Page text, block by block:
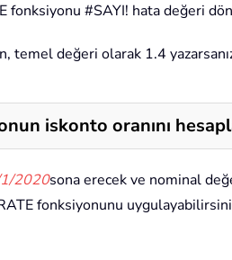
fonksiyonu #SAYI! hata değeri
temel değeri olarak 1.4
iskonto oranını
2020sona erecek ve nominal
fonksiyonunu